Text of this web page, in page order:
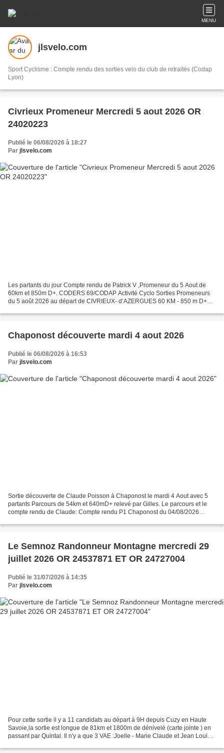
MENU
jlsvelo.com
Sport Cyclisme : Compte rendu des sorties velo du club de retraités (Codap
Lyon)
Civrieux Promeneur Mercredi 5 aout 2026 OR
24020223
Publié le 06/08/2026 à 18:27
Par jlsvelo.com
Les partants du jour Compte rendu de Patrick V ,Promeneur du 5 Aout de
60km et 850m D+. CODERS 69/CODAP Activité Cyclo Sorties Promeneurs
du 5 août 2026 au départ de CIVRIEUX- d’AZERGUES 60 KM - 850 m D+
Chaponost découverte mardi 4 aout 2026
Publié le 06/08/2026 à 16:53
Par jlsvelo.com
Sortie découverte de Claude Poisson à Chaponost le mardi 4 Aout avec 5
partants Parcours de 54km et 640mD+ relevé par Gilles. Le parcours et le
compte rendu de Claude: Compte rendu P1 Chaponost du 04/08/2026
Le Semnoz Randonneur Montagne mercredi 29
juillet 2026 OR 24537871 ET OR 24727004
Publié le 31/07/2026 à 14:35
Par jlsvelo.com
Pour cette sortie il y a 11 candidats au départ à 9H depuis Cuzy en Haute
Savoie,la sortie est longue de 81km et 1800m de dénivelé (carte jointe ) en
passant par Quintal. Il n'y a que 3 VAE :Joelle - Marie Claude et Jean Louis. .